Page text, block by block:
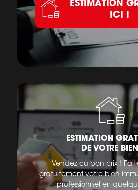
ESTIMATION
ICI !
ESTIMATION
DE VOTRE BIEN
Vendez au bon prix !
gratuitement votre bien
professionnel en